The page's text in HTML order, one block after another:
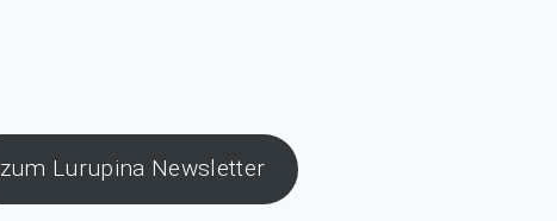
zum Lurupina Newsletter